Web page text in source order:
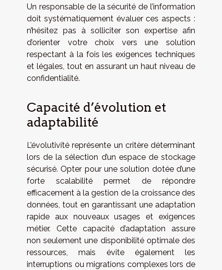
Un responsable de la sécurité de l’information
doit systématiquement évaluer ces aspects :
n’hésitez pas à solliciter son expertise afin
d’orienter votre choix vers une solution
respectant à la fois les exigences techniques
et légales, tout en assurant un haut niveau de
confidentialité.
Capacité d’évolution et
adaptabilité
L’évolutivité représente un critère déterminant
lors de la sélection d’un espace de stockage
sécurisé. Opter pour une solution dotée d’une
forte scalabilité permet de répondre
efficacement à la gestion de la croissance des
données, tout en garantissant une adaptation
rapide aux nouveaux usages et exigences
métier. Cette capacité d’adaptation assure
non seulement une disponibilité optimale des
ressources, mais évite également les
interruptions ou migrations complexes lors de